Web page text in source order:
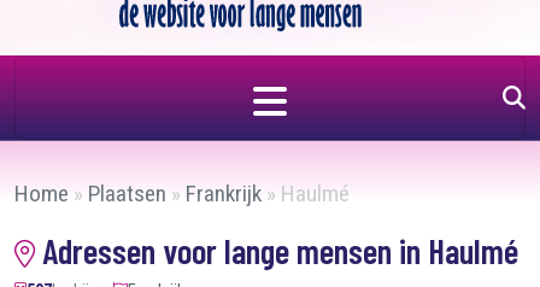
Home » Plaatsen » Frankrijk » Haulmé
Adressen voor lange mensen in Haulmé